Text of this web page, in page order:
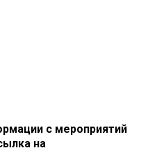
с мероприятий
на